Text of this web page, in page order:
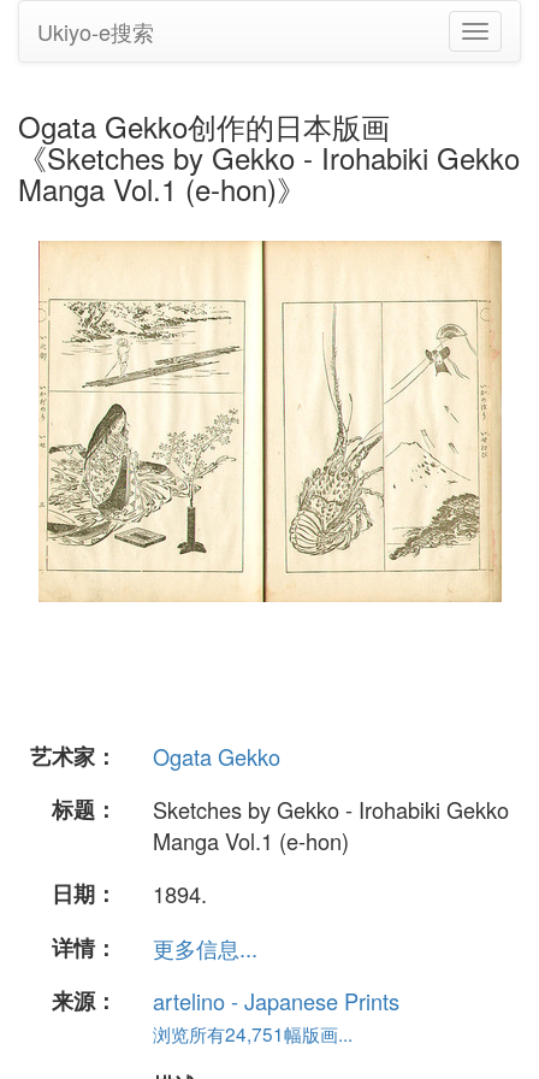
切
换
Ukiyo-e搜索
Ogata Gekko创作的日本版画
《Sketches by Gekko - Irohabiki Gekko
Manga Vol.1 (e-hon)》
艺术家：
Ogata Gekko
标题：
Sketches by Gekko - Irohabiki Gekko
Manga Vol.1 (e-hon)
日期：
1894.
详情：
更多信息...
来源：
artelino - Japanese Prints
浏览所有24,751幅版画...